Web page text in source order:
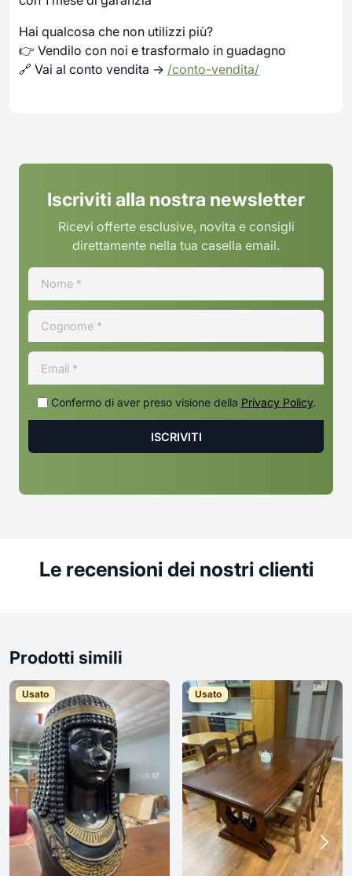
Hai qualcosa che non utilizzi più?
👉 Vendilo con noi e trasformalo in guadagno
🔗 Vai al conto vendita → /conto-vendita/
Iscriviti alla nostra newsletter
Ricevi offerte esclusive, novita e consigli
direttamente nella tua casella email.
Confermo di aver preso visione della Privacy Policy.
Le recensioni dei nostri clienti
Prodotti simili
Usato Usato